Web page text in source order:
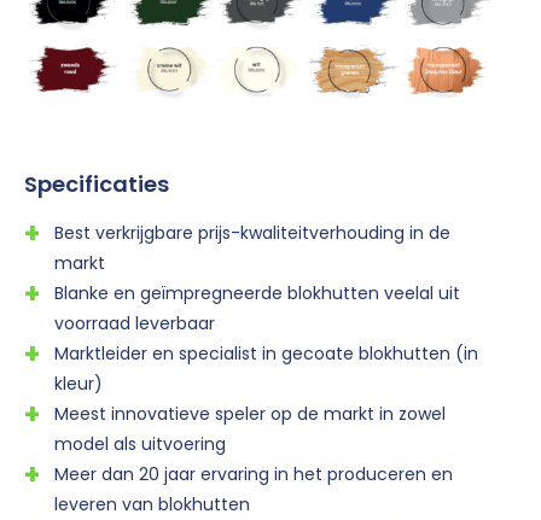
Specificaties
Best verkrijgbare prijs-kwaliteitverhouding in de
markt
Blanke en geïmpregneerde blokhutten veelal uit
voorraad leverbaar
Marktleider en specialist in gecoate blokhutten (in
kleur)
Meest innovatieve speler op de markt in zowel
model als uitvoering
Meer dan 20 jaar ervaring in het produceren en
leveren van blokhutten